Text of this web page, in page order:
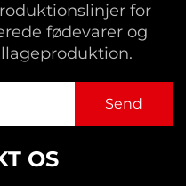
for
fødevarer og
OS